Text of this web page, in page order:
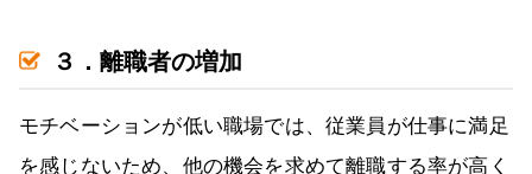
３．離職者の増加
モチベーションが低い職場では、従業員が仕事に満足
を感じないため、他の機会を求めて離職する率が高く